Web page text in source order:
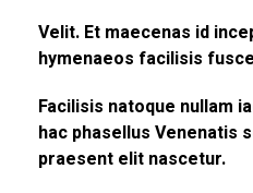
Velit. Et maecenas id
hymenaeos facilisis
Facilisis natoque nullam
hac phasellus Venenatis
praesent elit nascetur.